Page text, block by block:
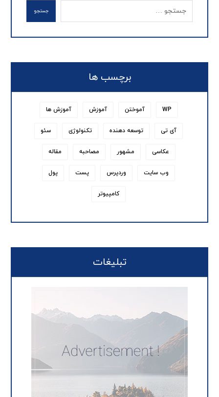
جستجو
برچسب ها
WP آموختن آموزش آموزش ها
آی تی توسعه دهنده تکنولوژی سئو
عکاسی مشهور مصاحبه مقاله
وب سایت وردپرس پست پول
کامپیوتر
تبلیغات